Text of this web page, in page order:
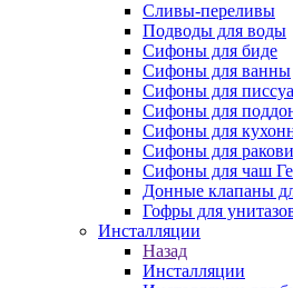
Сливы-переливы
Подводы для воды
Сифоны для биде
Сифоны для ванны
Сифоны для
Сифоны для
Сифоны для
Сифоны для
Сифоны для чаш
Донные клапаны
Гофры для
Инсталляции
Назад
Инсталляции